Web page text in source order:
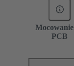
PCB